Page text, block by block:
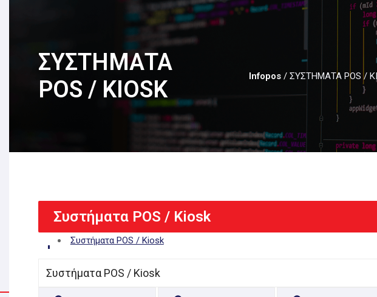
ΣΥΣΤΗΜΑΤΑ
POS / KIOSK
Infopos /ΣΥΣΤΗΜΑΤΑ POS /
Συστήματα POS / Kiosk
Συστήματα POS / Kiosk
Συστήματα POS / Kiosk